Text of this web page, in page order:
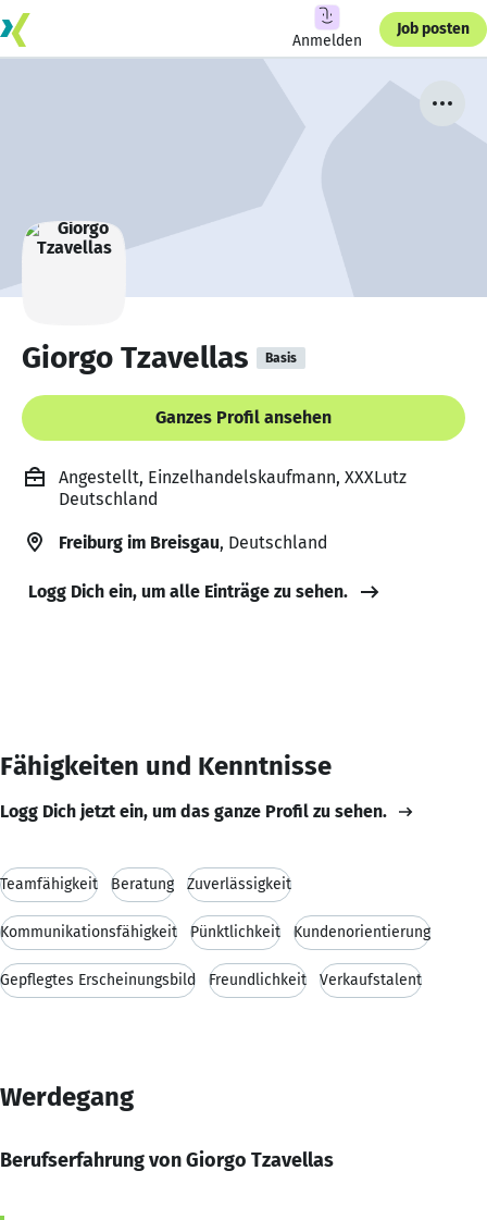
Anmelden
Job posten
Giorgo Tzavellas Basis
Ganzes Profil ansehen
Angestellt, Einzelhandelskaufmann, XXXLutz
Deutschland
Freiburg im Breisgau, Deutschland
Logg Dich ein, um alle Einträge zu sehen.
Fähigkeiten und Kenntnisse
Logg Dich jetzt ein, um das ganze Profil zu sehen.
Teamfähigkeit Beratung Zuverlässigkeit
Kommunikationsfähigkeit Pünktlichkeit Kundenorientierung
Gepflegtes Erscheinungsbild Freundlichkeit Verkaufstalent
Werdegang
Berufserfahrung von Giorgo Tzavellas